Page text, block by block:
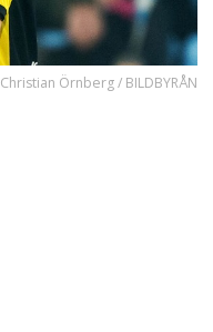
Christian Örnberg / BILDBYRÅN